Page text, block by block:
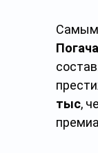
Самым
тыс,